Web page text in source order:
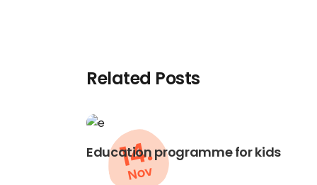
Related Posts
14.
Nov
Education programme for kids